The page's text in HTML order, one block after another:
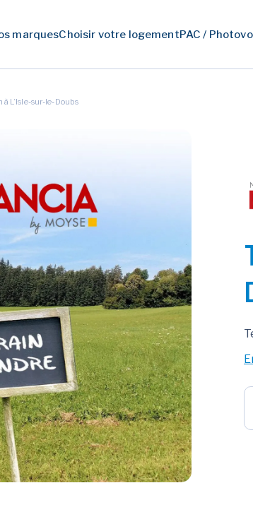
marquesChoisir votre logementPAC /
à L’Isle-sur-le-Doubs